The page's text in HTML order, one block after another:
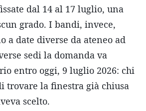
dal 14 al 17 luglio, una
grado. I bandi, invece,
a date diverse da ateneo ad
sedi la domanda va
entro oggi, 9 luglio 2026: chi
trovare la finestra già chiusa
scelto.